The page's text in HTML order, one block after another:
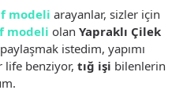
modeli arayanlar, sizler için
modeli olan Yapraklı Çilek
istedim, yapımı
life benziyor, tığ işi bilenlerin